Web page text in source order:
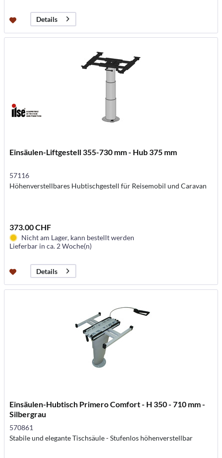
Details
Einsäulen-Liftgestell 355-730 mm - Hub 375 mm
57116
Höhenverstellbares Hubtischgestell für Reisemobil und Caravan
373.00 CHF
Nicht am Lager, kann bestellt werden
Lieferbar in ca. 2 Woche(n)
Details
Einsäulen-Hubtisch Primero Comfort - H 350 - 710 mm -
Silbergrau
570861
Stabile und elegante Tischsäule - Stufenlos höhenverstellbar